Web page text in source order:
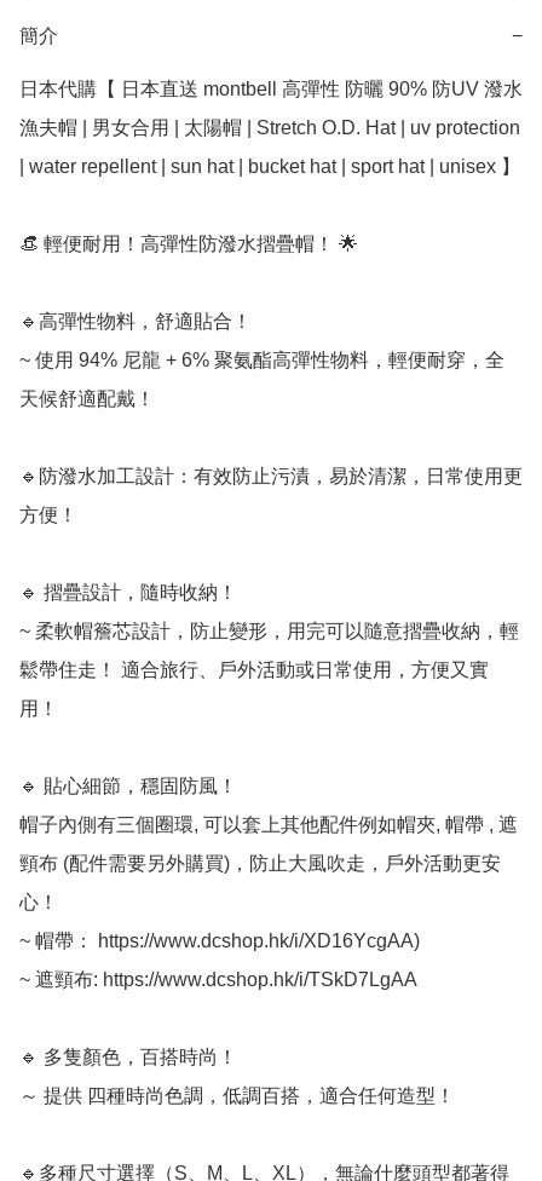
簡介 −
日本代購【 日本直送 montbell 高彈性 防曬 90% 防UV 潑水
漁夫帽 | 男女合用 | 太陽帽 | Stretch O.D. Hat | uv protection
| water repellent | sun hat | bucket hat | sport hat | unisex 】
👒 輕便耐用！高彈性防潑水摺疊帽！ 🌟
🔹高彈性物料，舒適貼合！
~ 使用 94% 尼龍 + 6% 聚氨酯高彈性物料，輕便耐穿，全
天候舒適配戴！
🔹防潑水加工設計：有效防止污漬，易於清潔，日常使用更
方便！
🔹 摺疊設計，隨時收納！
~ 柔軟帽簷芯設計，防止變形，用完可以隨意摺疊收納，輕
鬆帶住走！ 適合旅行、戶外活動或日常使用，方便又實
用！
🔹 貼心細節，穩固防風！
帽子內側有三個圈環, 可以套上其他配件例如帽夾, 帽帶 , 遮
頸布 (配件需要另外購買)，防止大風吹走，戶外活動更安
心！
~ 帽帶： https://www.dcshop.hk/i/XD16YcgAA)
~ 遮頸布: https://www.dcshop.hk/i/TSkD7LgAA
🔹 多隻顏色，百搭時尚！
～ 提供 四種時尚色調，低調百搭，適合任何造型！
🔹多種尺寸選擇（S、M、L、XL），無論什麼頭型都著得